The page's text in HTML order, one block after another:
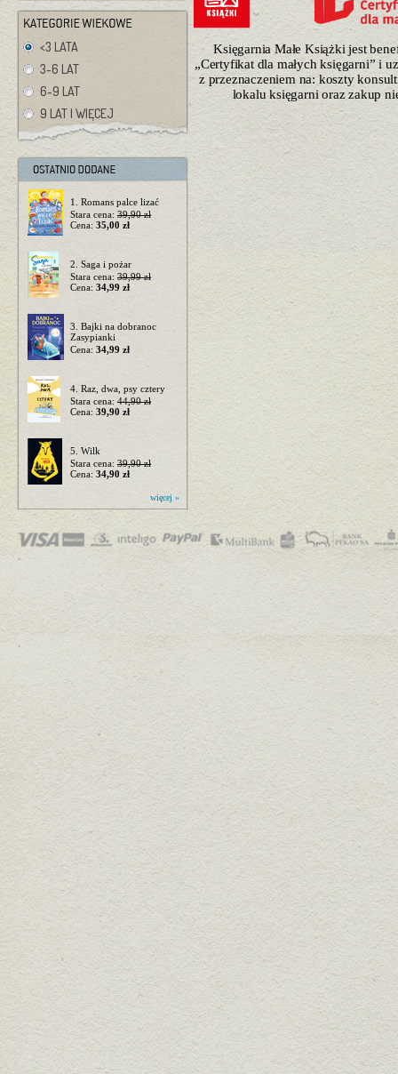
<3 LATA
3-6 LAT
6-9 LAT
9 LAT I WIĘCEJ
1. Romans palce lizać
Stara cena: 39,90 zł
Cena: 35,00 zł
2. Saga i pożar
Stara cena: 39,99 zł
Cena: 34,99 zł
3. Bajki na dobranoc
Zasypianki
Cena: 34,99 zł
4. Raz, dwa, psy cztery
Stara cena: 44,90 zł
Cena: 39,90 zł
5. Wilk
Stara cena: 39,90 zł
Cena: 34,90 zł
więcej »
Księgarnia Małe Książki jest
„Certyfikat dla małych księgarni” i
z przeznaczeniem na: koszty
lokalu księgarni oraz zakup